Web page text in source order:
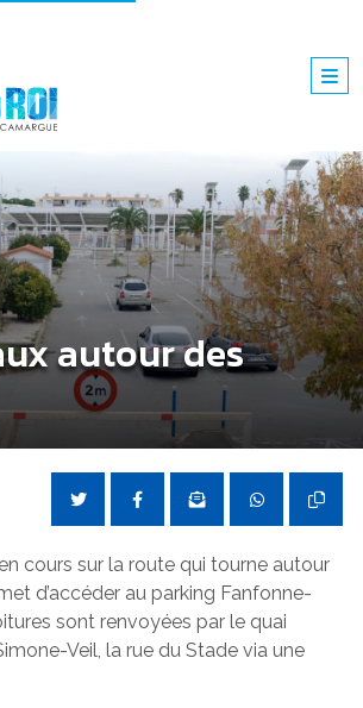
autour des
cours sur la route qui tourne autour
d’accéder au parking Fanfonne-
sont renvoyées par le quai
Veil, la rue du Stade via une